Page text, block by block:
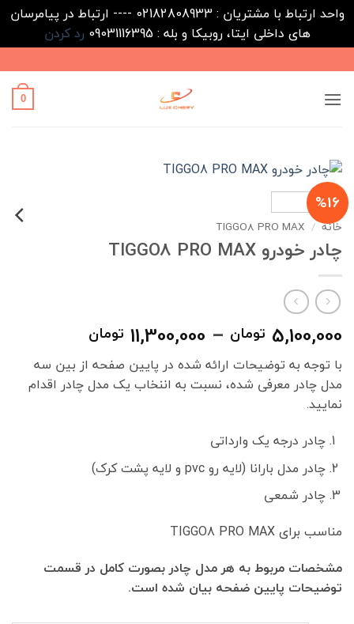
واحد ارتباط با مشتریان : 02182808933 ---- ارتباط در پیامرسان
های داخلی ایتا، روبیکا و بله : 09031116395
رد کردن
to
content
0
%16
خانه /
TIGGO8 PRO MAX
چادر خودرو TIGGO8 PRO MAX
5,100,000 تومان –
11,300,000 تومان
قیمت:
تا
با توجه به توضیحات ارائه شده در پایین صفحه از بین سه
مدل چادر معرفی شده، نسبت به اننخاب یک مدل چادر اقدام
نمایید.
چادر درجه یک وارداتی
چادر مدل بارانا (لایه رو pvc و لایه پشت کرک)
چادر شمعی
مناسب برای TIGGO8 PRO MAX
مشخصات مربوط به هر مدل چادر بصورت کامل در قسمت
توضیحات پایین ضفحه بیان شده است.